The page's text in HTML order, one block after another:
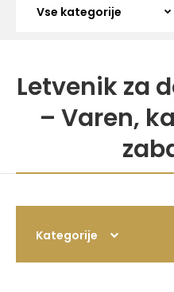
Letvenik za
– Varen,
Kategorije